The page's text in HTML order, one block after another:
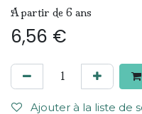
A partir de 6 ans
6,56 €
Ajouter à la liste de